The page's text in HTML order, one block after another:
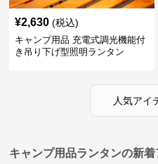
¥2,630 (税込)
キャンプ用品 充電式調光機能付
き吊り下げ型照明ランタン
人気アイ
キャンプ用品ランタンの新着